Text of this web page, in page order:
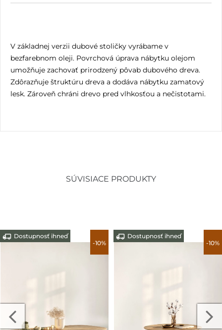
V základnej verzii dubové stoličky vyrábame v
bezfarebnom oleji. Povrchová úprava nábytku olejom
umožňuje zachovať prirodzený pôvab dubového dreva.
Zdôrazňuje štruktúru dreva a dodáva nábytku zamatový
lesk. Zároveň chráni drevo pred vlhkosťou a nečistotami.
SÚVISIACE PRODUKTY
Dostupnosť ihneď
Dostupnosť ihneď
-10%